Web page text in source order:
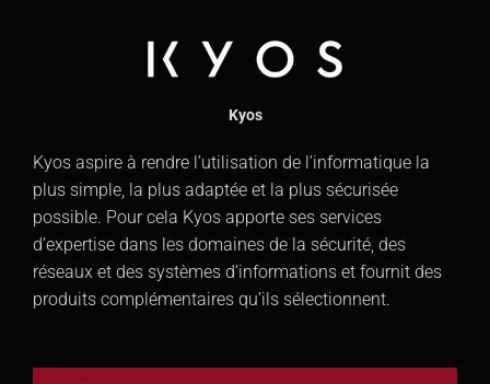
Kyos
Kyos aspire à rendre l’utilisation de l’informatique la
plus simple, la plus adaptée et la plus sécurisée
possible. Pour cela Kyos apporte ses services
d’expertise dans les domaines de la sécurité, des
réseaux et des systèmes d’informations et fournit des
produits complémentaires qu’ils sélectionnent.